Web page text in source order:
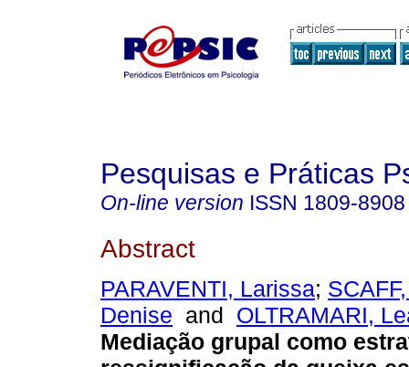
Pesquisas e Práticas
On-line version ISSN 1809-8908
Abstract
PARAVENTI, Larissa;
Denise and OLTRAMARI,
Mediação grupal como